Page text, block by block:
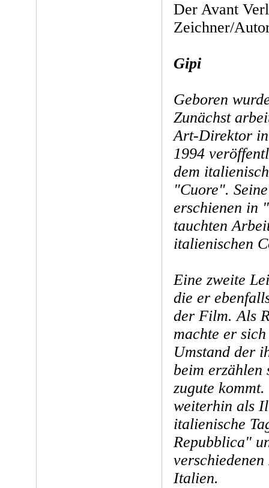
Der Avant
Zeichner/
Gipi
Geboren
Zunächst
Art-Direktor in
1994
dem
"Cuore".
erschienen in
tauchten
italienischen
Eine zweite
die er
der Film. Als
machte er
Umstand der
beim erzählen
zugute
weiterhin als
italienische
Repubblica"
Italien.